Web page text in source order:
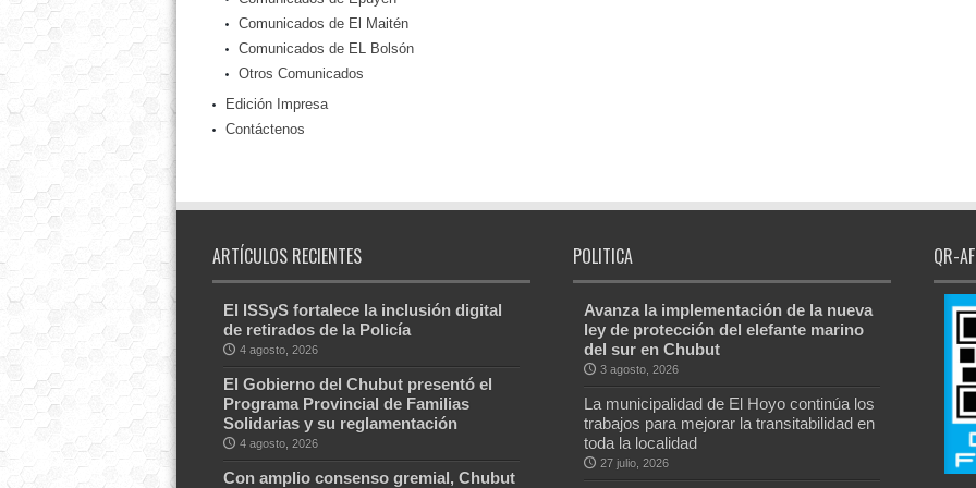
Comunicados de El Maitén
Comunicados de EL Bolsón
Otros Comunicados
Edición Impresa
Contáctenos
ARTÍCULOS RECIENTES
El ISSyS fortalece la inclusión digital
de retirados de la Policía
4 agosto, 2026
El Gobierno del Chubut presentó el
Programa Provincial de Familias
Solidarias y su reglamentación
4 agosto, 2026
Con amplio consenso gremial, Chubut
POLITICA
Avanza la implementación de la nueva
ley de protección del elefante marino
del sur en Chubut
3 agosto, 2026
La municipalidad de El Hoyo continúa los
trabajos para mejorar la transitabilidad en
toda la localidad
27 julio, 2026
QR-